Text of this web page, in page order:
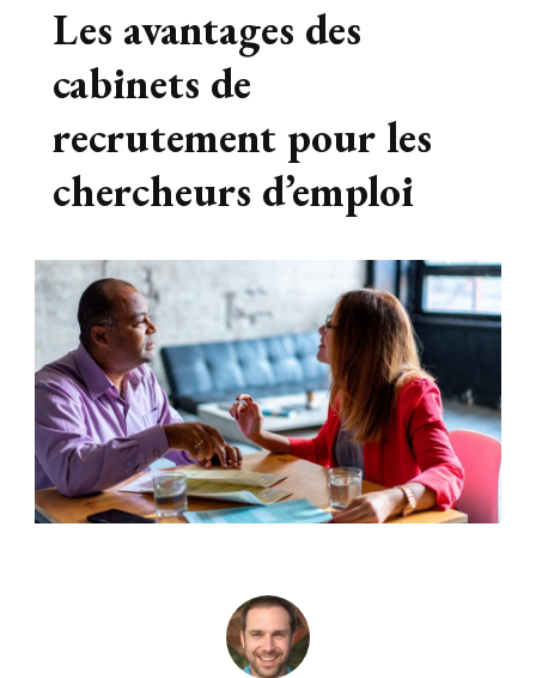
Les avantages des
cabinets de
recrutement pour les
chercheurs d’emploi